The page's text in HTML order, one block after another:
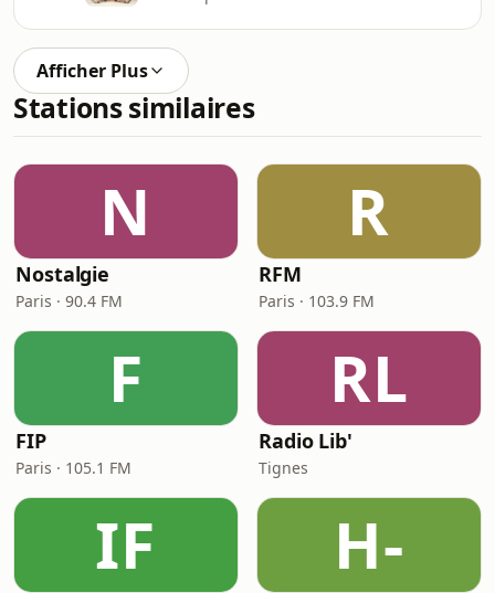
Afficher Plus
Stations similaires
N
Nostalgie
Paris · 90.4 FM
R
RFM
Paris · 103.9 FM
F
FIP
Paris · 105.1 FM
RL
Radio Lib'
Tignes
IF H-